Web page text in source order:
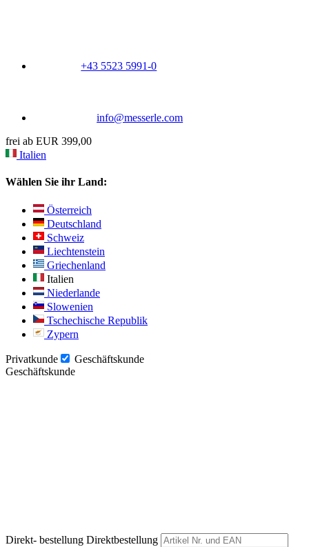
+43 5523 5991-0
info@messerle.com
frei ab EUR 399,00
Italien
Wählen Sie ihr Land:
Österreich
Deutschland
Schweiz
Liechtenstein
Griechenland
Italien
Niederlande
Slowenien
Tschechische Republik
Zypern
Privatkunde
Geschäftskunde
Geschäftskunde
Direkt- bestellung Direktbestellung